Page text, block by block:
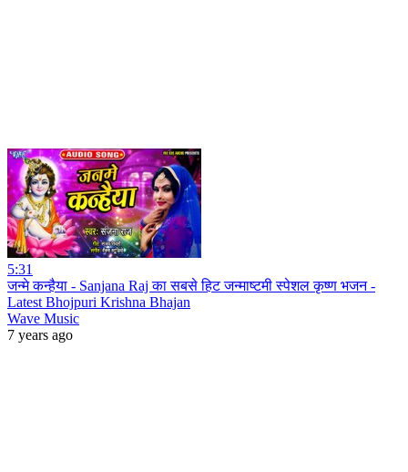
5:31
जन्मे कन्हैया - Sanjana Raj का सबसे हिट जन्माष्टमी स्पेशल कृष्ण भजन -
Latest Bhojpuri Krishna Bhajan
Wave Music
7 years ago